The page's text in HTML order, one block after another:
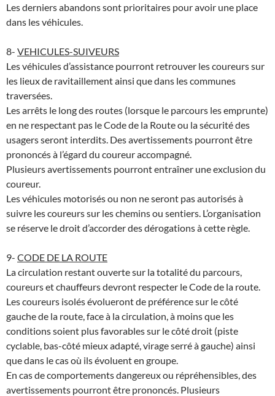
Les derniers abandons sont prioritaires pour avoir une place
dans les véhicules.
8- VEHICULES-SUIVEURS
Les véhicules d’assistance pourront retrouver les coureurs sur
les lieux de ravitaillement ainsi que dans les communes
traversées.
Les arrêts le long des routes (lorsque le parcours les emprunte)
en ne respectant pas le Code de la Route ou la sécurité des
usagers seront interdits. Des avertissements pourront être
prononcés à l’égard du coureur accompagné.
Plusieurs avertissements pourront entraîner une exclusion du
coureur.
Les véhicules motorisés ou non ne seront pas autorisés à
suivre les coureurs sur les chemins ou sentiers. L’organisation
se réserve le droit d’accorder des dérogations à cette règle.
9- CODE DE LA ROUTE
La circulation restant ouverte sur la totalité du parcours,
coureurs et chauffeurs devront respecter le Code de la route.
Les coureurs isolés évolueront de préférence sur le côté
gauche de la route, face à la circulation, à moins que les
conditions soient plus favorables sur le côté droit (piste
cyclable, bas-côté mieux adapté, virage serré à gauche) ainsi
que dans le cas où ils évoluent en groupe.
En cas de comportements dangereux ou répréhensibles, des
avertissements pourront être prononcés. Plusieurs